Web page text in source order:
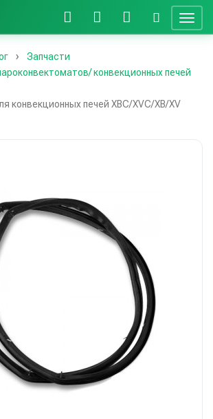
Запчасти
конвекционных печей
конвекционных печей XBC/XVC/XB/XV